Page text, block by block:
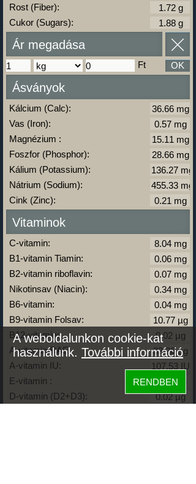
Rost (Fiber):
Cukor (Sugars):
Ár megadása
Ft OK
Ásványok
Kálcium (Calc):
Vas (Iron):
Magnézium :
Foszfor (Phosphor):
Kálium (Potassium):
Nátrium (Sodium):
Cink (Zinc):
Vitaminok
C-vitamin:
B1-vitamin Tiamin:
B2-vitamin riboflavin:
Nikotinsav (Niacin):
B6-vitamin:
B9-vitamin Folsav:
B12-vitamin:
A-vitamin RAE:
A-vitamin IU:
E-vitamin :
D-vitamin (D2+D3):
A weboldalunkon cookie-kat
használunk. További információ
RENDBEN